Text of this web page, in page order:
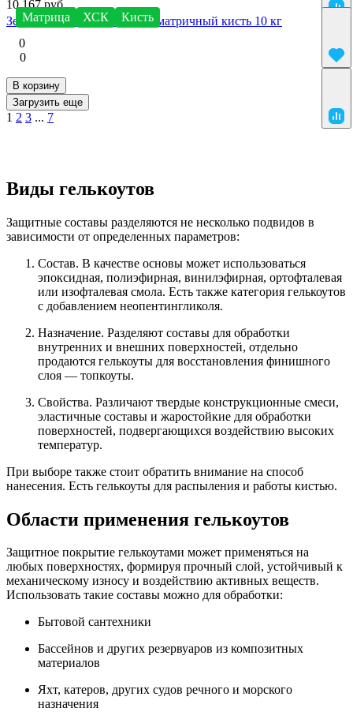
Матрица ХСК Кисть
10 167 руб.
Зеленый Гелькоут VE 272B матричный кисть 10 кг
0
0
В корзину
Загрузить еще
1 2 3 ... 7
Виды гелькоутов
Защитные составы разделяются не несколько подвидов в
зависимости от определенных параметров:
Состав. В качестве основы может использоваться
эпоксидная, полиэфирная, винилэфирная, ортофталевая
или изофталевая смола. Есть также категория гелькоутов
с добавлением неопентингликоля.
Назначение. Разделяют составы для обработки
внутренних и внешних поверхностей, отдельно
продаются гелькоуты для восстановления финишного
слоя — топкоуты.
Свойства. Различают твердые конструкционные смеси,
эластичные составы и жаростойкие для обработки
поверхностей, подвергающихся воздействию высоких
температур.
При выборе также стоит обратить внимание на способ
нанесения. Есть гелькоуты для распыления и работы кистью.
Области применения гелькоутов
Защитное покрытие гелькоутами может применяться на
любых поверхностях, формируя прочный слой, устойчивый к
механическому износу и воздействию активных веществ.
Использовать такие составы можно для обработки:
Бытовой сантехники
Бассейнов и других резервуаров из композитных
материалов
Яхт, катеров, других судов речного и морского
назначения